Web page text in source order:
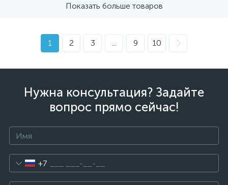
Показать больше товаров
1 2 3 ... 9 10
Нужна консультация? Задайте
вопрос прямо сейчас!
+7